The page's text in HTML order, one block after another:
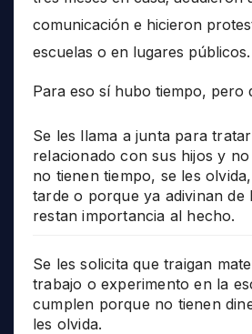
comunicación e hicieron
escuelas o en lugares públicos.
Para eso sí hubo tiempo, pero
Se les llama a junta para
relacionado con sus hijos y
no tienen tiempo, se les
tarde o porque ya adivinan de
restan importancia al hecho.
Se les solicita que traigan
trabajo o experimento en la
cumplen porque no tienen
les olvida.